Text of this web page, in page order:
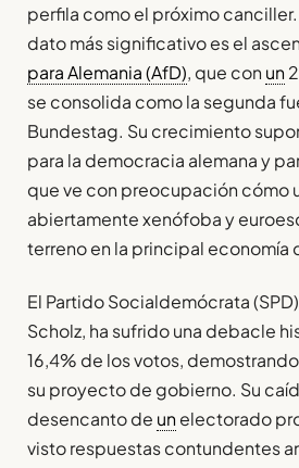
perfila como el próximo
dato más significativo es el
para Alemania (AfD), que con un
se consolida como la segunda
Bundestag. Su crecimiento
para la democracia alemana y
que ve con preocupación cómo
abiertamente xenófoba y
terreno en la principal economía
El Partido Socialdemócrata
Scholz, ha sufrido una debacle
16,4% de los votos,
su proyecto de gobierno. Su
desencanto de un electorado
visto respuestas contundentes